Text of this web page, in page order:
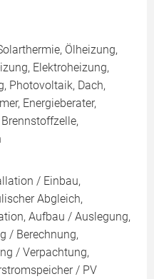
Ölheizung,
Elektroheizung,
Photovoltaik, Dach,
Energieberater,
/ Einbau,
Abgleich,
Aufbau / Auslegung,
/ Berechnung,
/ Verpachtung,
/ PV